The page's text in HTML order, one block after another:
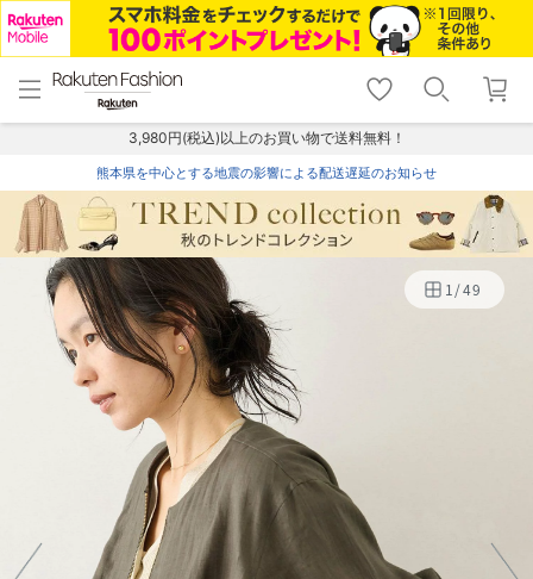
menu home
トップ
shopping_cart lock_outline
ログイン
3,980円(税込)以上のお買い物で送料無料！
熊本県を中心とする地震の影響による配送遅延のお知らせ
1/49